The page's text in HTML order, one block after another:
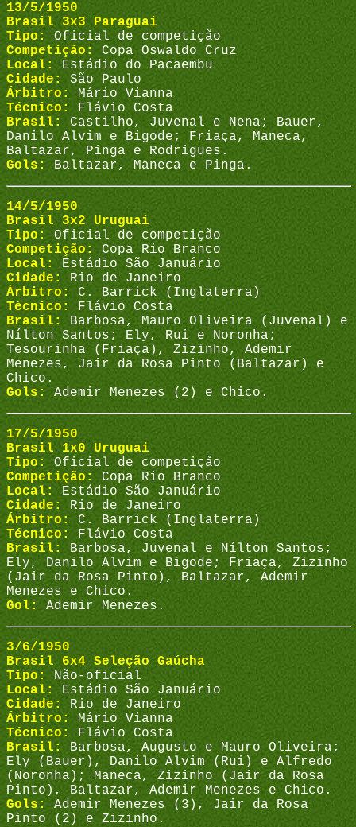
13/5/1950
Brasil 3x3 Paraguai
Tipo: Oficial de competição
Competição: Copa Oswaldo Cruz
Local: Estádio do Pacaembu
Cidade: São Paulo
Árbitro:Mário Vianna
Técnico: Flávio Costa
Brasil: Castilho, Juvenal e Nena; Bauer,
Danilo Alvim e Bigode; Friaça, Maneca,
Baltazar, Pinga e Rodrigues.
Gols: Baltazar, Maneca e Pinga.
14/5/1950
Brasil 3x2 Uruguai
Tipo: Oficial de competição
Competição: Copa Rio Branco
Local: Estádio São Januário
Cidade: Rio de Janeiro
Árbitro: C. Barrick (Inglaterra)
Técnico: Flávio Costa
Brasil: Barbosa, Mauro Oliveira (Juvenal) e
Nílton Santos; Ely, Rui e Noronha;
Tesourinha (Friaça), Zizinho, Ademir
Menezes, Jair da Rosa Pinto (Baltazar) e
Chico.
Gols: Ademir Menezes (2) e Chico.
17/5/1950
Brasil 1x0 Uruguai
Tipo: Oficial de competição
Competição: Copa Rio Branco
Local: Estádio São Januário
Cidade: Rio de Janeiro
Árbitro: C. Barrick (Inglaterra)
Técnico: Flávio Costa
Brasil: Barbosa, Juvenal e Nílton Santos;
Ely, Danilo Alvim e Bigode; Friaça, Zizinho
(Jair da Rosa Pinto), Baltazar, Ademir
Menezes e Chico.
Gol: Ademir Menezes.
3/6/1950
Brasil 6x4 Seleção Gaúcha
Tipo: Não-oficial
Local: Estádio São Januário
Cidade: Rio de Janeiro
Árbitro: Mário Vianna
Técnico:Flávio Costa
Brasil: Barbosa, Augusto e Mauro Oliveira;
Ely (Bauer), Danilo Alvim (Rui) e Alfredo
(Noronha); Maneca, Zizinho (Jair da Rosa
Pinto), Baltazar, Ademir Menezes e Chico.
Gols:Ademir Menezes (3), Jair da Rosa
Pinto (2) e Zizinho.